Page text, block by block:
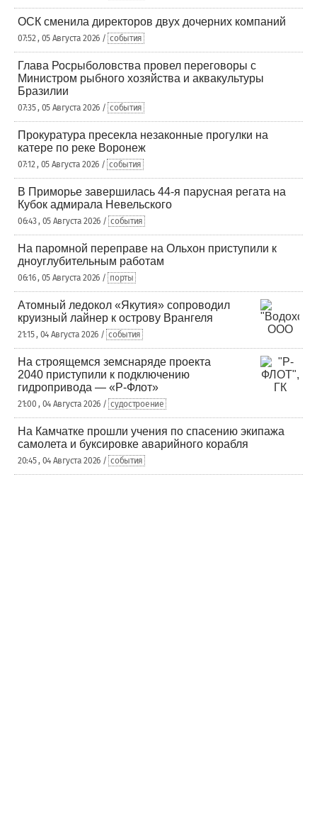
ОСК сменила директоров двух дочерних компаний
07:52 , 05 Августа 2026 / события
Глава Росрыболовства провел переговоры с
Министром рыбного хозяйства и аквакультуры
Бразилии
07:35 , 05 Августа 2026 / события
Прокуратура пресекла незаконные прогулки на
катере по реке Воронеж
07:12 , 05 Августа 2026 / события
В Приморье завершилась 44-я парусная регата на
Кубок адмирала Невельского
06:43 , 05 Августа 2026 / события
На паромной переправе на Ольхон приступили к
дноуглубительным работам
06:16 , 05 Августа 2026 / порты
Атомный ледокол «Якутия» сопроводил
круизный лайнер к острову Врангеля
21:15 , 04 Августа 2026 / события
На строящемся земснаряде проекта
2040 приступили к подключению
гидропривода — «Р-Флот»
21:00 , 04 Августа 2026 / судостроение
На Камчатке прошли учения по спасению экипажа
самолета и буксировке аварийного корабля
20:45 , 04 Августа 2026 / события